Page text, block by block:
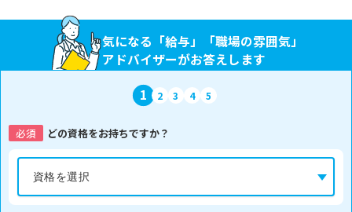
気になる「給与」「職場の雰囲気」
アドバイザーがお答えします
1 2 3 4 5
必須 どの資格をお持ちですか？